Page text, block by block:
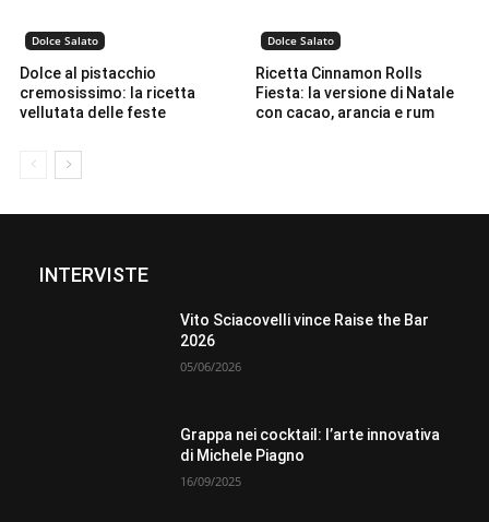
Dolce Salato
Dolce al pistacchio
cremosissimo: la ricetta
vellutata delle feste
Dolce Salato
Ricetta Cinnamon Rolls
Fiesta: la versione di Natale
con cacao, arancia e rum
INTERVISTE
Vito Sciacovelli vince Raise the Bar
2026
05/06/2026
Grappa nei cocktail: l’arte innovativa
di Michele Piagno
16/09/2025